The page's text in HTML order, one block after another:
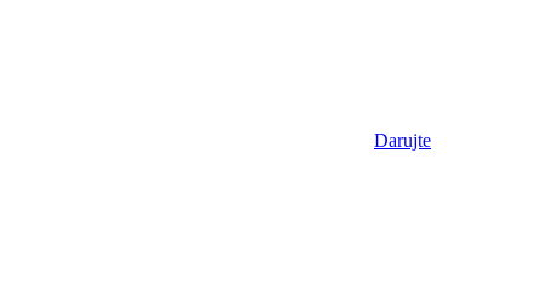
Darujte